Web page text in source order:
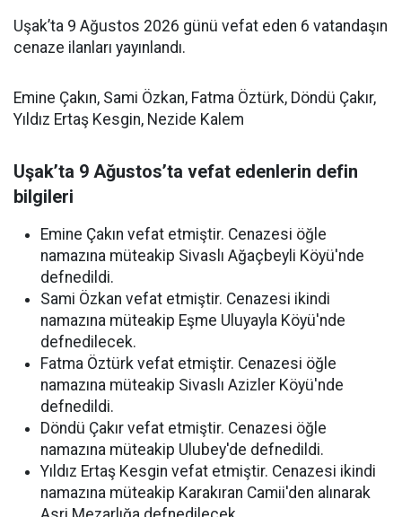
Uşak’ta 9 Ağustos 2026 günü vefat eden 6 vatandaşın
cenaze ilanları yayınlandı.
Emine Çakın, Sami Özkan, Fatma Öztürk, Döndü Çakır,
Yıldız Ertaş Kesgin, Nezide Kalem
Uşak’ta 9 Ağustos’ta vefat edenlerin defin
bilgileri
Emine Çakın vefat etmiştir. Cenazesi öğle
namazına müteakip Sivaslı Ağaçbeyli Köyü'nde
defnedildi.
Sami Özkan vefat etmiştir. Cenazesi ikindi
namazına müteakip Eşme Uluyayla Köyü'nde
defnedilecek.
Fatma Öztürk vefat etmiştir. Cenazesi öğle
namazına müteakip Sivaslı Azizler Köyü'nde
defnedildi.
Döndü Çakır vefat etmiştir. Cenazesi öğle
namazına müteakip Ulubey'de defnedildi.
Yıldız Ertaş Kesgin vefat etmiştir. Cenazesi ikindi
namazına müteakip Karakıran Camii'den alınarak